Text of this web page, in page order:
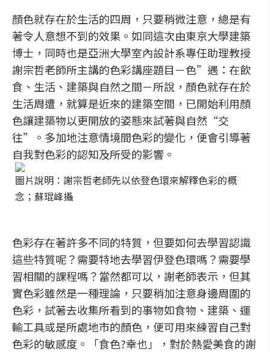
顏色就存在於生活的四周，只要稍微注意，總是有
著令人意想不到的效果。如同這次由東京大學建築
博士，同時也是亞洲大學室內設計系專任助理教授
謝宗哲老師所主講的色彩講座題目－色”遇：在飲
食、生活、建築與自然之間－所說，顏色就存在於
生活周遭，就算是近來的建築空間，已開始利用顏
色讓建築物以更開放的姿態來試著與自然“交
往”。多加地注意情境間色彩的變化，便會引導著
自我對色彩的認知及所受的影響。
圖片說明：謝宗哲老師先以依登色環來解釋色彩的概
念；蘇琨峰攝
色彩存在著許多不同的特質，但要如何去學習認識
這些特質呢？需要特地去學習伊登色環嗎？需要學
習相關的課程嗎？當然都可以，謝老師表示，但其
實色彩雖然是一種理論，只要稍加注意身邊周圍的
色彩，試著去收集所看到的事物如食物、建築、運
輸工具或是所處地市的顏色，便可用來練習自己對
色彩的敏感度。「食色?幸也」，對於熱愛美食的謝